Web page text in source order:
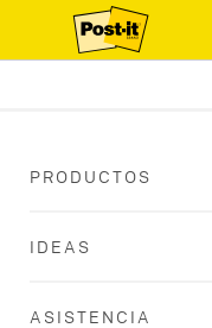
PRODUCTOS
IDEAS
ASISTENCIA